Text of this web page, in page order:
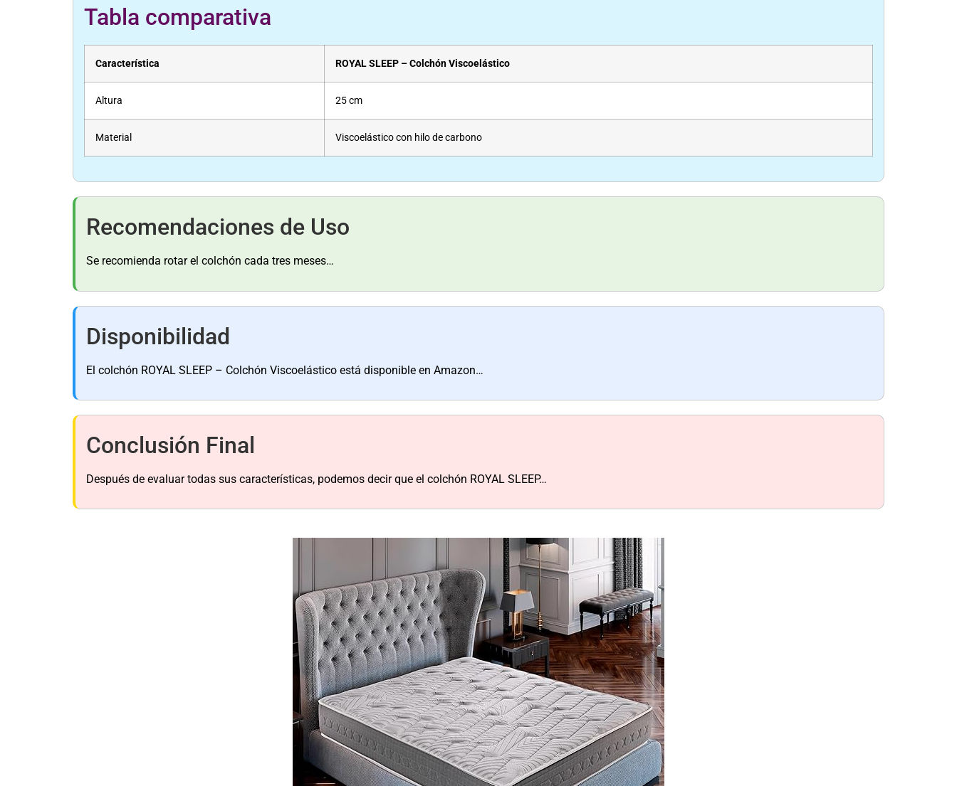
Tabla comparativa
Característica ROYAL SLEEP – Colchón Viscoelástico
Altura 25 cm
Material Viscoelástico con hilo de carbono
Recomendaciones de Uso
Se recomienda rotar el colchón cada tres meses…
Disponibilidad
El colchón ROYAL SLEEP – Colchón Viscoelástico está disponible en Amazon…
Conclusión Final
Después de evaluar todas sus características, podemos decir que el colchón ROYAL SLEEP…